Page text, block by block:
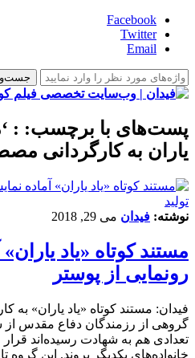
Facebook
Twitter
Email
پست‌های با برچسب: :
یاران به کارگردانی
تولید
نوشته: فیدان می 29, 2018
مستند کوتاه «یاد
رونمایی از پوستر
فیدان: مستند کوتاه «یاد یاران»
تعدادی هم به شهادت رسیده‌اند قرار
خانواده‌های یکدیگر بروند. این گروه